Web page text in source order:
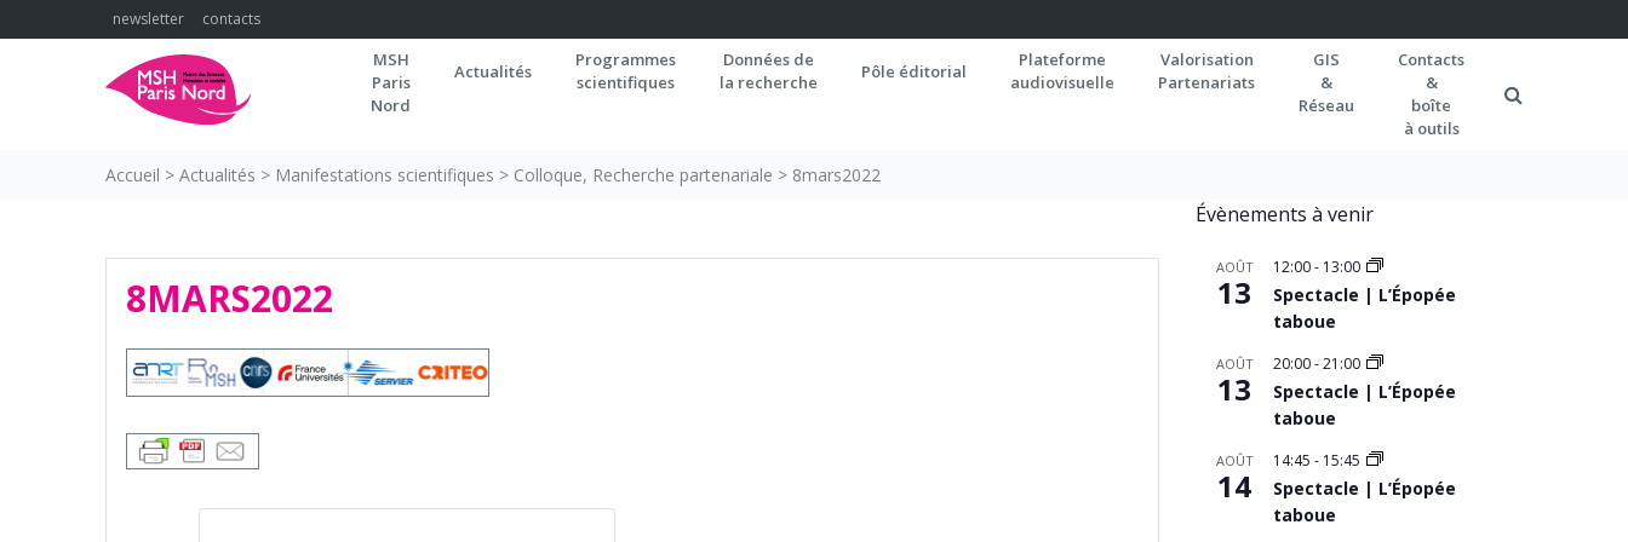
to
newsletter contacts
MSH
Paris
Nord
Actualités
Programmes
scientifiques
Données de
la recherche
Pôle éditorial
Plateforme
audiovisuelle
Valorisation
Partenariats
GIS
&
Réseau
Contacts
&
boîte
à outils
Accueil > Actualités > Manifestations scientifiques > Colloque, Recherche partenariale > 8mars2022
8MARS2022
NAVIGATION
Évènements à venir
AOÛT
13
12:00- 13:00
Spectacle | L’Épopée
taboue
AOÛT
13
20:00-21:00
Spectacle | L’Épopée
taboue
AOÛT
14
14:45 - 15:45
Spectacle | L’Épopée
taboue